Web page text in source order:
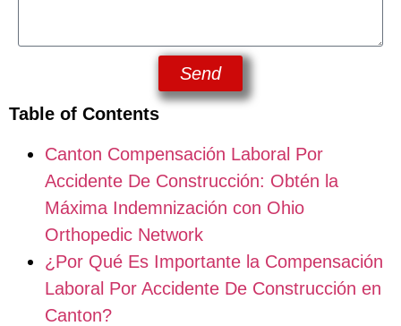
Send
Table of Contents
Canton Compensación Laboral Por
Accidente De Construcción: Obtén la
Máxima Indemnización con Ohio
Orthopedic Network
¿Por Qué Es Importante la Compensación
Laboral Por Accidente De Construcción en
Canton?